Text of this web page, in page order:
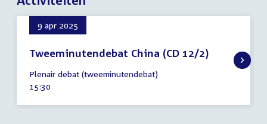
9 apr 2025
Tweeminutendebat China (CD 12/2)
april
2025
Plenair debat (tweeminutendebat)
Tijd
15:30